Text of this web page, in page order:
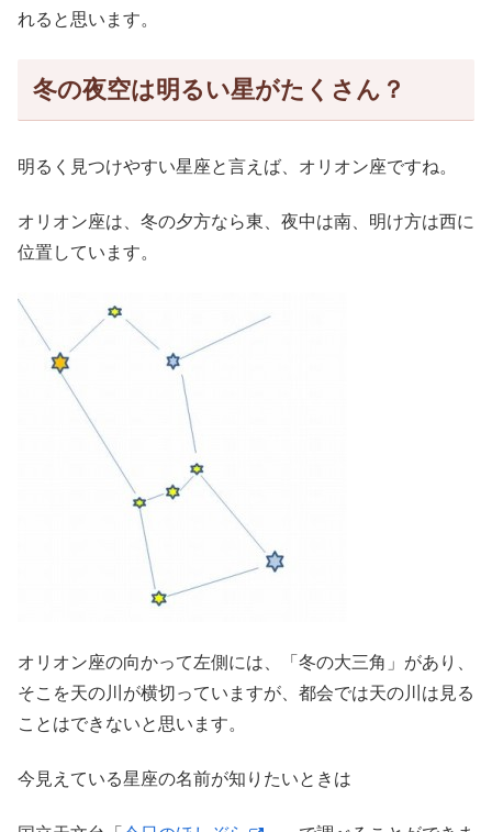
れると思います。
冬の夜空は明るい星がたくさん？
明るく見つけやすい星座と言えば、オリオン座ですね。
オリオン座は、冬の夕方なら東、夜中は南、明け方は西に
位置しています。
オリオン座の向かって左側には、「冬の大三角」があり、
そこを天の川が横切っていますが、都会では天の川は見る
ことはできないと思います。
今見えている星座の名前が知りたいときは